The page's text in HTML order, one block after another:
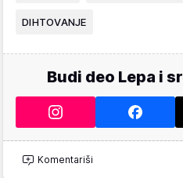
DIHTOVANJE
Budi deo Lepa i
Komentariši